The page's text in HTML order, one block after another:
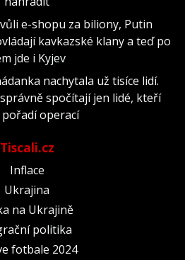
e-shopu za biliony, Putin
kavkazské klany a teď po
jde i Kyjev
nachytala už tisíce lidí.
spočítají jen lidé, kteří
pořadí operací
Tiscali.cz
Inflace
Ukrajina
na Ukrajině
politika
fotbale 2024